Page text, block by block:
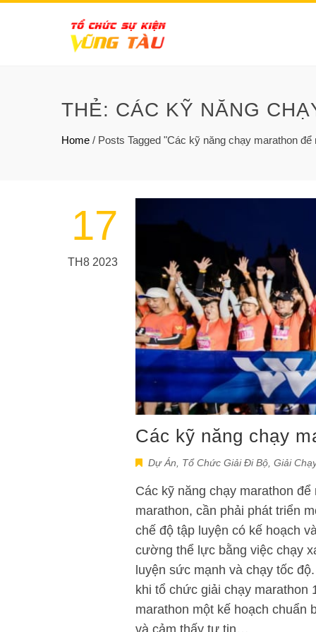
THẺ: CÁC KỸ NĂNG
Home / Posts Tagged "Các kỹ năng chạy marathon để
17
TH8 2023
Các kỹ năng chạy
Dự Án Tổ Chức Giải Đi Bộ, Giải
Các kỹ năng chạy marathon
marathon, cần phải phát triển
chế độ tập luyện có kế hoạch
cường thể lực bằng việc chạy
luyện sức mạnh và chạy tốc
khi tổ chức giải chạy marathon
marathon một kế hoạch
và cảm thấy tự tin…